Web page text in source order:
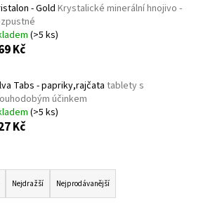
- Gold Krystalické minerální hnojivo -
(>5 ks)
Kč
Tabs - papriky,rajčata tablety s
účinkem
(>5 ks)
Kč
Nejdražší Nejprodávanější